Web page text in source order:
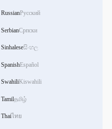
RussianРусский
SerbianСрпски
Sinhaleseසිංහල
SpanishEspañol
SwahiliKiswahili
Tamilதமிழ்
Thaiไทย